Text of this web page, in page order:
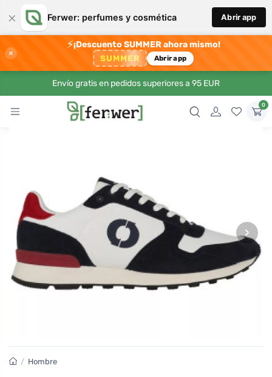
× Ferwer: perfumes y cosmética Abrir app
×
⚡¡Descuento SUMMER ahora mismo!
SUMMER Abrir app
Envío gratis en pedidos superiores a 95 EUR
0
›
/ Hombre